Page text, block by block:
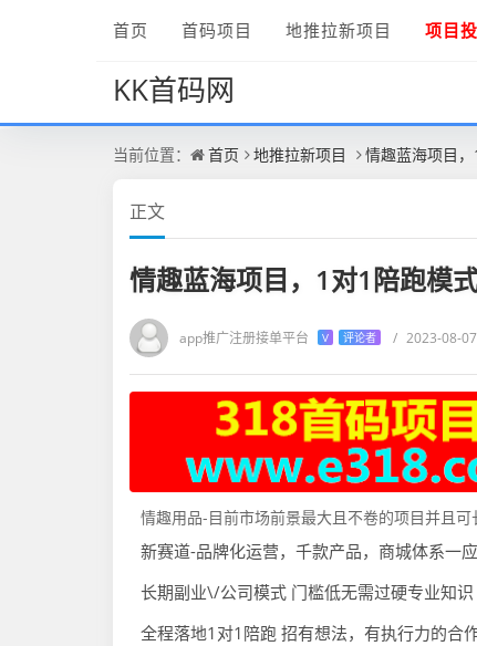
首页 首码项目 地推拉新项目 项目
KK首码网
当前位置： 首页 地推拉新项目 情趣蓝海项目
正文
情趣蓝海项目，1对1陪跑模
app推广注册接单平台 V 评论者 / 2023-08-
情趣用品-目前市场前景最大且不卷的项目并且可
新赛道-品牌化运营，千款产品，商城体系一
长期副业\/公司模式 门槛低无需过硬专业知识
全程落地1对1陪跑 招有想法，有执行力的合